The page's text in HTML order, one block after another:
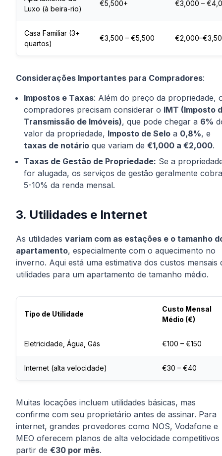
Luxo (à beira-rio)
€5,500+ €3,000 –
Casa Familiar (3+
quartos)
€3,500 – €5,500
Considerações Importantes para Compradores:
Impostos e Taxas: Além do preço da propriedade,
compradores precisam considerar o IMT (Imposto
Transmissão de Imóveis), que pode chegar a 6%
valor da propriedade, Imposto de Selo a 0,8%, e
taxas de notário que variam de €1,000 a €2,000.
Taxas de Gestão de Propriedade: Se a
for alugada, os serviços de gestão geralmente
5-10% da renda mensal.
3. Utilidades e Internet
As utilidades variam com as estações e o tamanho
apartamento, especialmente com o aquecimento no
inverno. Aqui está uma estimativa dos custos mensais
utilidades para um apartamento de tamanho médio.
Tipo de Utilidade
Custo Mensal
Médio (€)
Eletricidade, Água, Gás €100 – €150
Internet (alta velocidade) €30 – €40
Muitas locações incluem utilidades básicas, mas
confirme com seu proprietário antes de assinar. Para
internet, grandes provedores como NOS, Vodafone e
MEO oferecem planos de alta velocidade competitivos
partir de €30 por mês.